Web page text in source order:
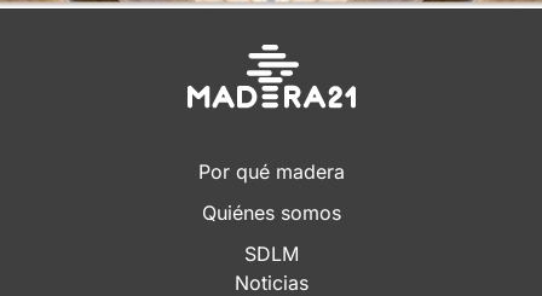
Por qué madera
Quiénes somos
SDLM
Noticias